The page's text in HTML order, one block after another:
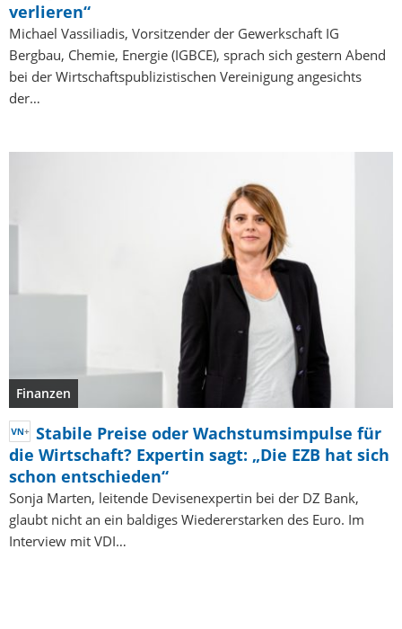
verlieren“
Michael Vassiliadis, Vorsitzender der Gewerkschaft IG
Bergbau, Chemie, Energie (IGBCE), sprach sich gestern Abend
bei der Wirtschaftspublizistischen Vereinigung angesichts
der…
Finanzen
Stabile Preise oder Wachstumsimpulse für
die Wirtschaft? Expertin sagt: „Die EZB hat sich
schon entschieden“
Sonja Marten, leitende Devisenexpertin bei der DZ Bank,
glaubt nicht an ein baldiges Wiedererstarken des Euro. Im
Interview mit VDI…